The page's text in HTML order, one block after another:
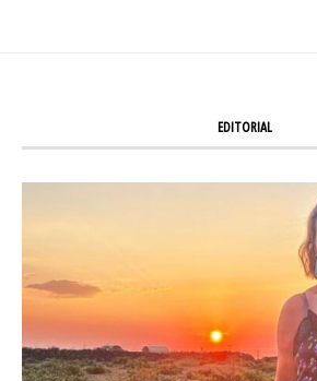
EDITORIAL